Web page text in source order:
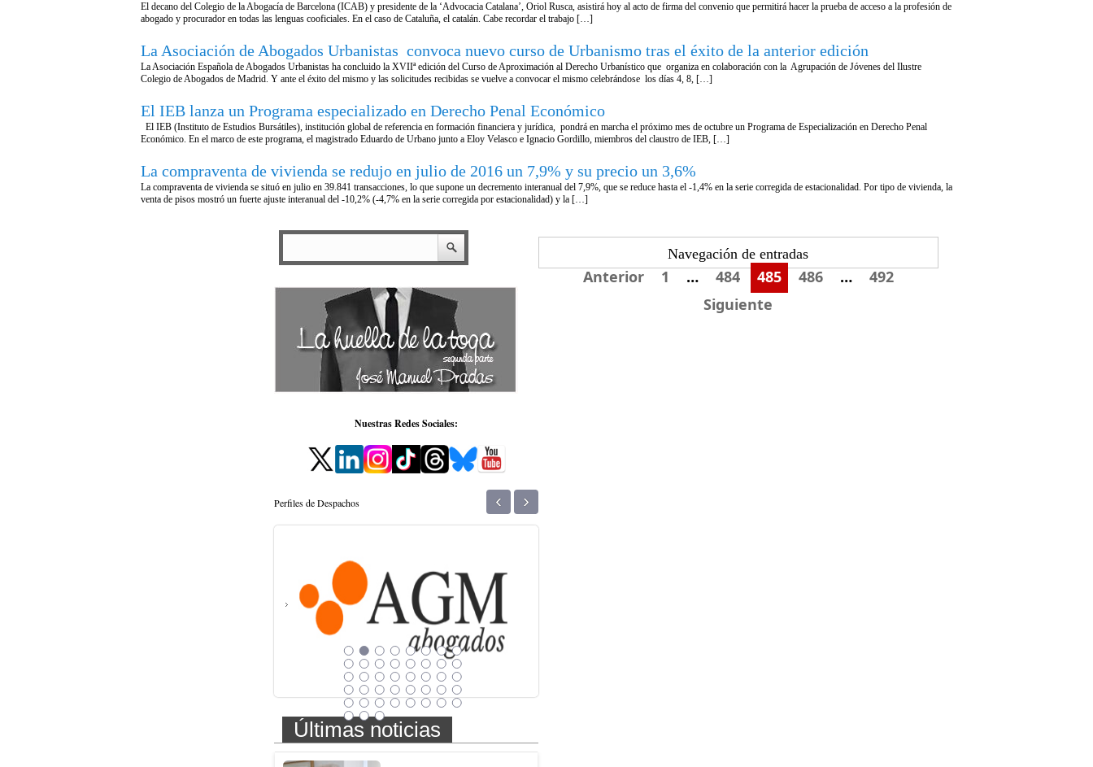
El decano del Colegio de la Abogacía de Barcelona (ICAB) y presidente de la ‘Advocacia Catalana’, Oriol Rusca, asistirá hoy al acto de firma del convenio que permitirá hacer la prueba de acceso a la profesión de
abogado y procurador en todas las lenguas cooficiales. En el caso de Cataluña, el catalán. Cabe recordar el trabajo […]
La Asociación de Abogados Urbanistas convoca nuevo curso de Urbanismo tras el éxito de la anterior edición
La Asociación Española de Abogados Urbanistas ha concluido la XVIIª edición del Curso de Aproximación al Derecho Urbanístico que organiza en colaboración con la Agrupación de Jóvenes del Ilustre
Colegio de Abogados de Madrid. Y ante el éxito del mismo y las solicitudes recibidas se vuelve a convocar el mismo celebrándose los días 4, 8, […]
El IEB lanza un Programa especializado en Derecho Penal Económico
El IEB (Instituto de Estudios Bursátiles), institución global de referencia en formación financiera y jurídica, pondrá en marcha el próximo mes de octubre un Programa de Especialización en Derecho Penal
Económico. En el marco de este programa, el magistrado Eduardo de Urbano junto a Eloy Velasco e Ignacio Gordillo, miembros del claustro de IEB, […]
La compraventa de vivienda se redujo en julio de 2016 un 7,9% y su precio un 3,6%
La compraventa de vivienda se situó en julio en 39.841 transacciones, lo que supone un decremento interanual del 7,9%, que se reduce hasta el -1,4% en la serie corregida de estacionalidad. Por tipo de vivienda, la
venta de pisos mostró un fuerte ajuste interanual del -10,2% (-4,7% en la serie corregida por estacionalidad) y la […]
Navegación de entradas
Anterior 1 … 484 485 486 …
492
Siguiente
Nuestras Redes Sociales:
Perfiles de Despachos ‹ ›
Últimas noticias